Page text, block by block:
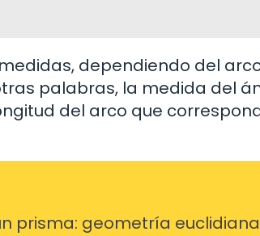
dependiendo del
palabras, la medida del
del arco que
prisma: geometría euclidiana